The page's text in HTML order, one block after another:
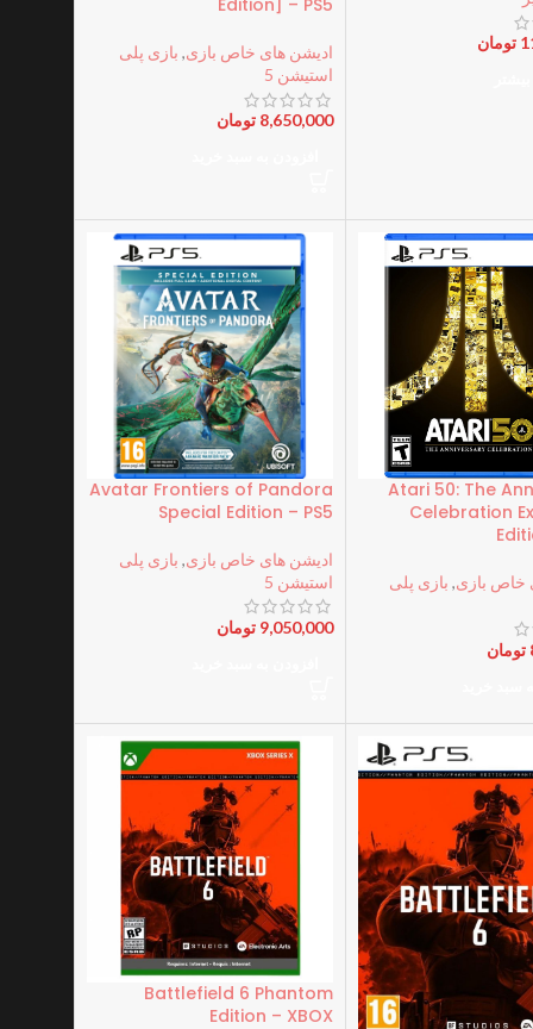
تومان
Edition] – PS5
ادیشن های خاص بازی, بازی پلی
استیشن 5
8,650,000 تومان
Atari 50: The
Celebration
خاص بازی, بازی پلی
تومان
Avatar Frontiers of Pandora
Special Edition – PS5
ادیشن های خاص بازی, بازی پلی
استیشن 5
9,050,000 تومان
Battlefield 6 Phantom
Edition – XBOX